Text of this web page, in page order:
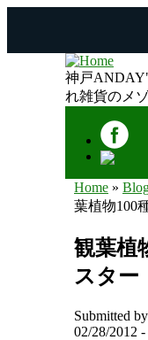
神戸
れ雑貨のメ
You
Home »
葉植物100
観葉植
スター
Submitted by
02/28/2012 -